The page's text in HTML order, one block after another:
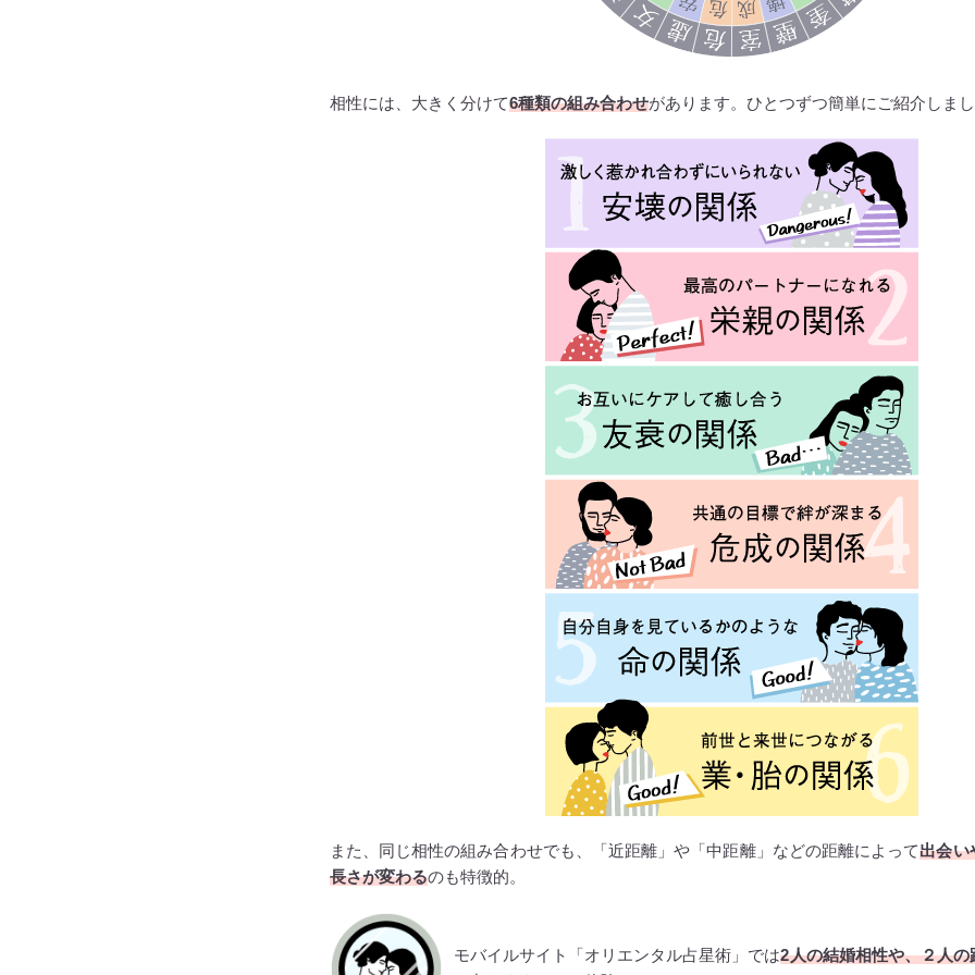
相性には、大きく分けて6種類の組み合わせがあります。ひとつずつ簡単にご紹介しま
また、同じ相性の組み合わせでも、「近距離」や「中距離」などの距離によって出会い
長さが変わるのも特徴的。
モバイルサイト「オリエンタル占星術」では2人の結婚相性や、２人